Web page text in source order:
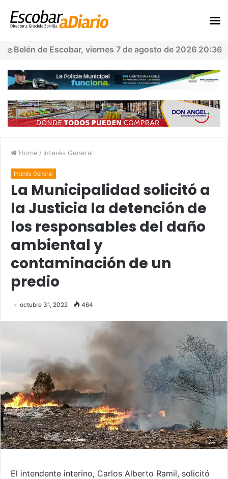
Belén de Escobar, viernes 7 de agosto de 2026 20:36
Home / Interés General
Interés General
La Municipalidad solicitó a
la Justicia la detención de
los responsables del daño
ambiental y
contaminación de un
predio
octubre 31, 2022 464
El intendente interino, Carlos Alberto Ramil, solicitó